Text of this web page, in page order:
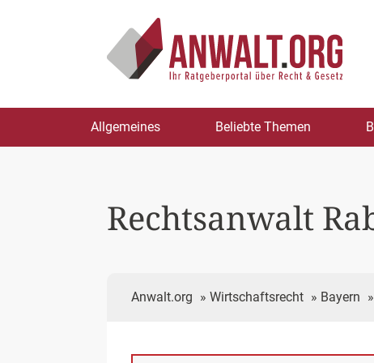
springen
Allgemeines Beliebte Themen
Rechtsanwalt
Anwalt.org » Wirtschaftsrecht » Bayern »